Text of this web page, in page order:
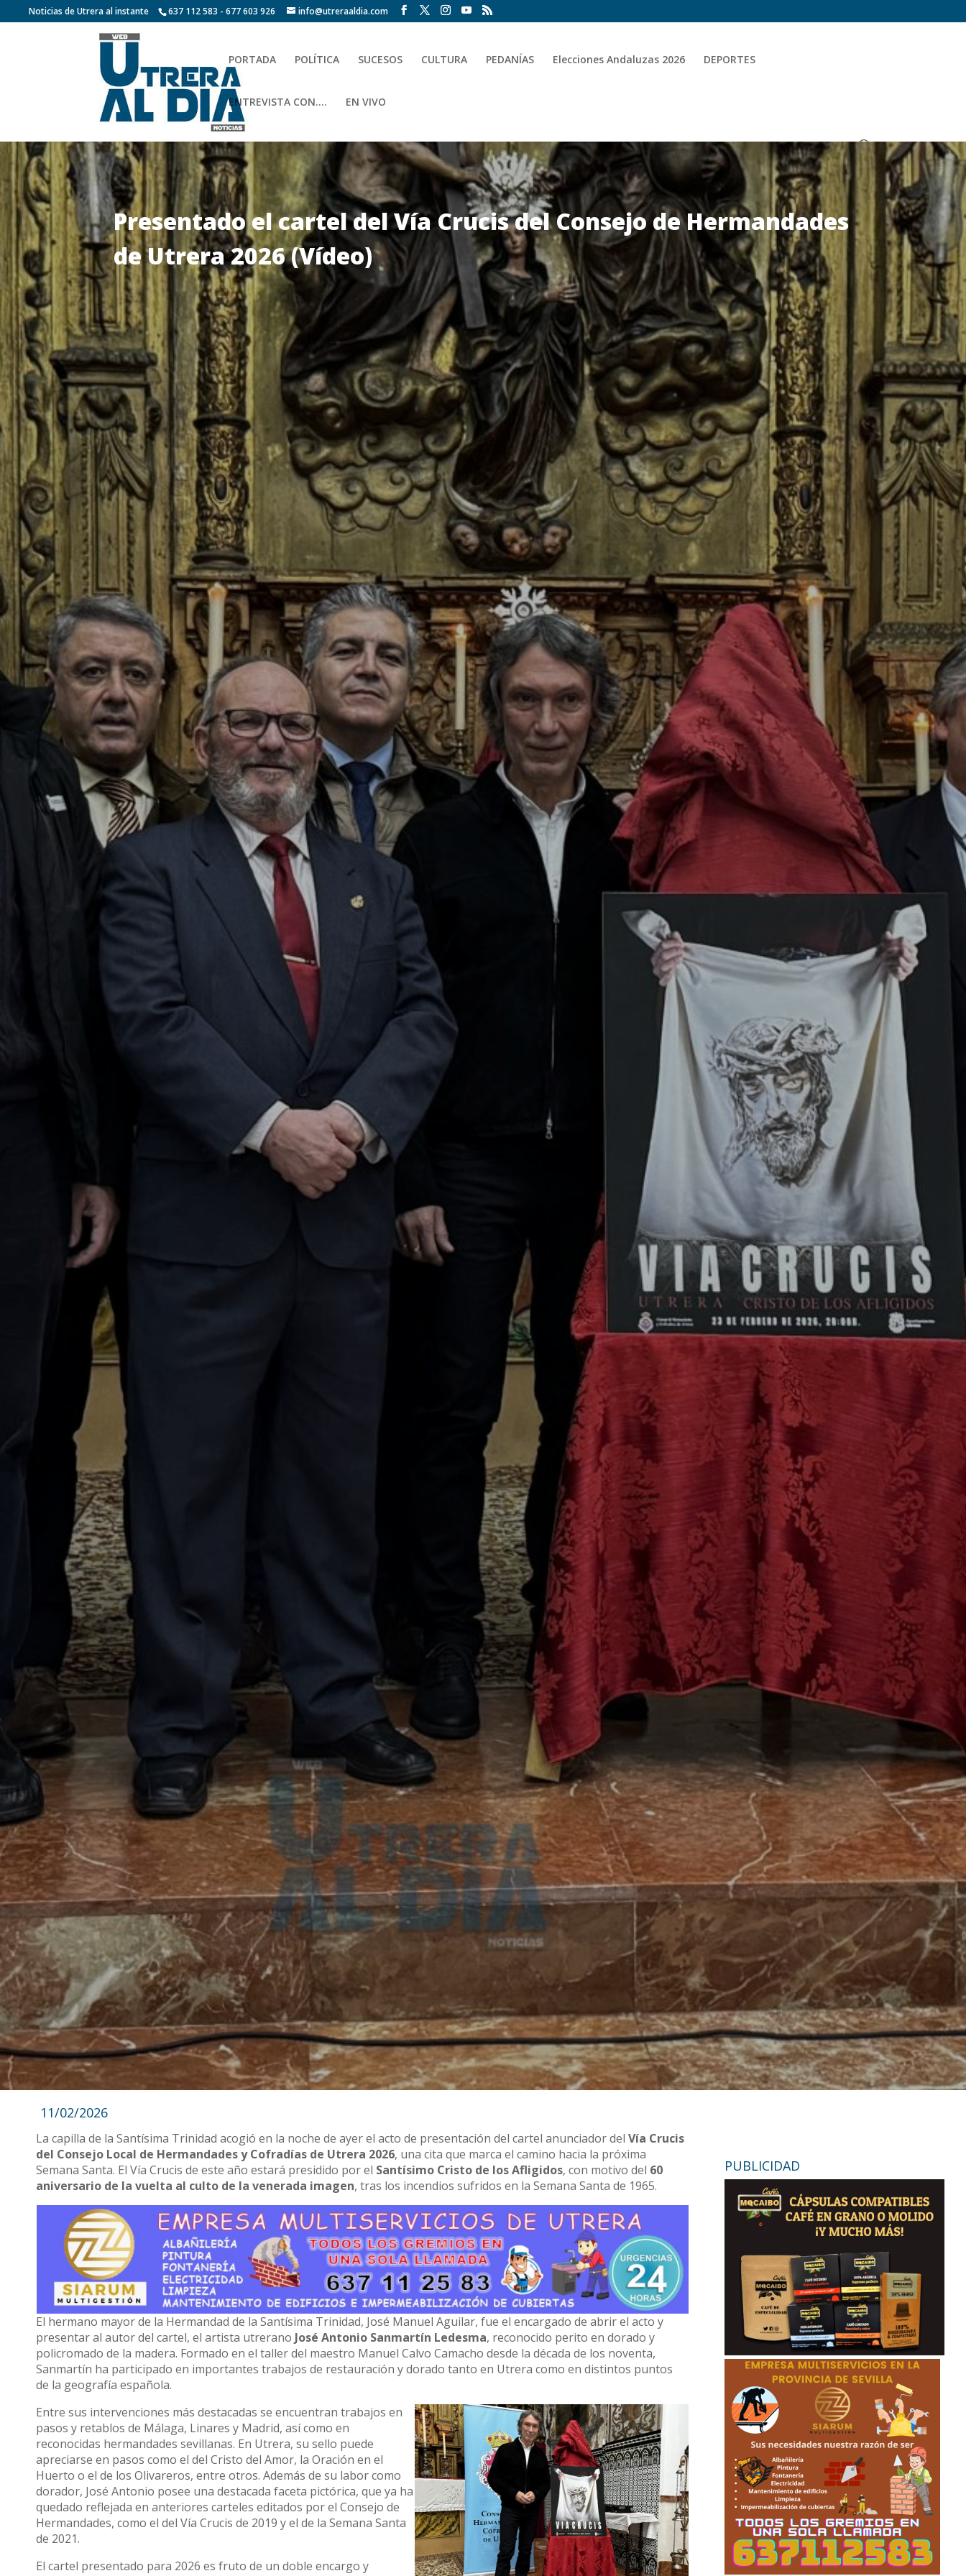
Noticias de Utrera al instante 637 112 583 - 677 603 926 info@utreraaldia.com
PORTADA POLÍTICA SUCESOS CULTURA PEDANÍAS Elecciones Andaluzas 2026 DEPORTES
ENTREVISTA CON…. EN VIVO
Presentado el cartel del Vía Crucis del Consejo de Hermandades
de Utrera 2026 (Vídeo)
11/02/2026
La capilla de la Santísima Trinidad acogió en la noche de ayer el acto de presentación del cartel anunciador delVía Crucis
del Consejo Local de Hermandades y Cofradías de Utrera 2026, una cita que marca el camino hacia la próxima
Semana Santa. El Vía Crucis de este año estará presidido por el Santísimo Cristo de los Afligidos, con motivo del 60
aniversario de la vuelta al culto de la venerada imagen, tras los incendios sufridos en la Semana Santa de 1965.
El hermano mayor de la Hermandad de la Santísima Trinidad, José Manuel Aguilar, fue el encargado de abrir el acto y
presentar al autor del cartel, el artista utrerano José Antonio Sanmartín Ledesma, reconocido perito en dorado y
policromado de la madera. Formado en el taller del maestro Manuel Calvo Camacho desde la década de los noventa,
Sanmartín ha participado en importantes trabajos de restauración y dorado tanto en Utrera como en distintos puntos
de la geografía española.
Entre sus intervenciones más destacadas se encuentran trabajos en
pasos y retablos de Málaga, Linares y Madrid, así como en
reconocidas hermandades sevillanas. En Utrera, su sello puede
apreciarse en pasos como el del Cristo del Amor, la Oración en el
Huerto o el de los Olivareros, entre otros. Además de su labor como
dorador, José Antonio posee una destacada faceta pictórica, que ya ha
quedado reflejada en anteriores carteles editados por el Consejo de
Hermandades, como el del Vía Crucis de 2019 y el de la Semana Santa
de 2021.
El cartel presentado para 2026 es fruto de un doble encargo y
PUBLICIDAD